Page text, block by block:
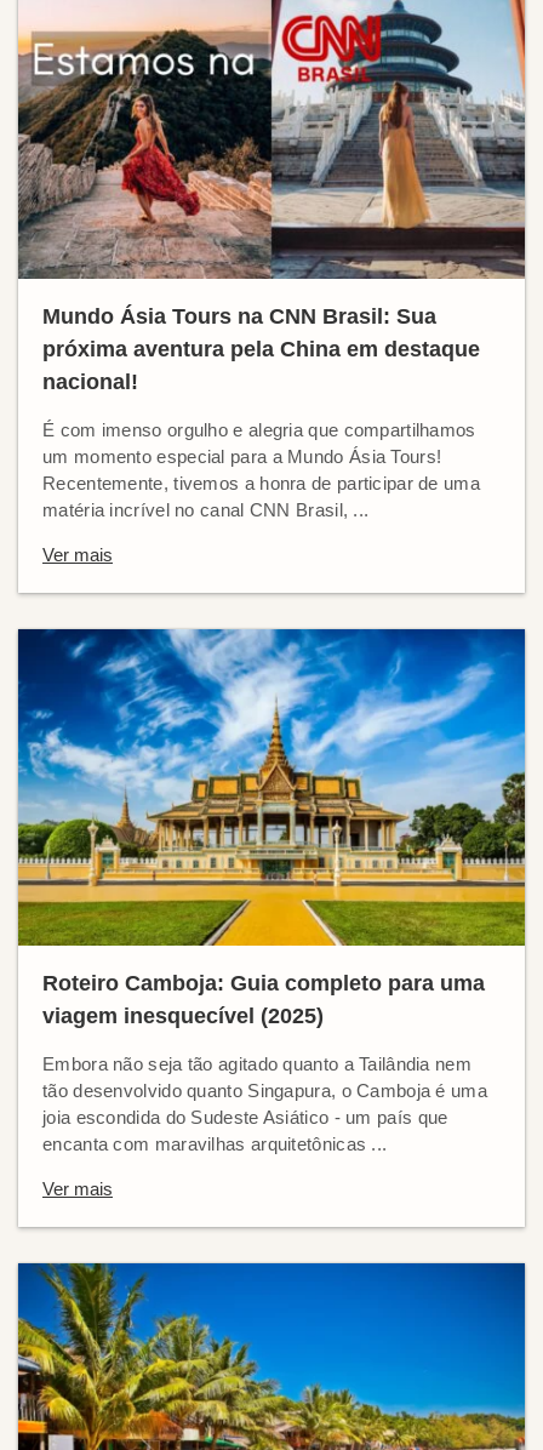
Mundo Ásia Tours na CNN Brasil: Sua
próxima aventura pela China em destaque
nacional!
É com imenso orgulho e alegria que compartilhamos
um momento especial para a Mundo Ásia Tours!
Recentemente, tivemos a honra de participar de uma
matéria incrível no canal CNN Brasil, ...
Ver mais
Roteiro Camboja: Guia completo para uma
viagem inesquecível (2025)
Embora não seja tão agitado quanto a Tailândia nem
tão desenvolvido quanto Singapura, o Camboja é uma
joia escondida do Sudeste Asiático - um país que
encanta com maravilhas arquitetônicas ...
Ver mais